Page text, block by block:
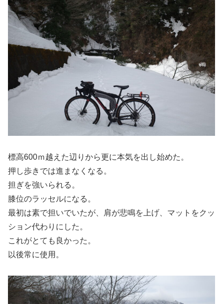
標高600ｍ越えた辺りから更に本気を出し始めた。
押し歩きでは進まなくなる。
担ぎを強いられる。
膝位のラッセルになる。
最初は素で担いでいたが、肩が悲鳴を上げ、マットをクッ
ション代わりにした。
これがとても良かった。
以後常に使用。